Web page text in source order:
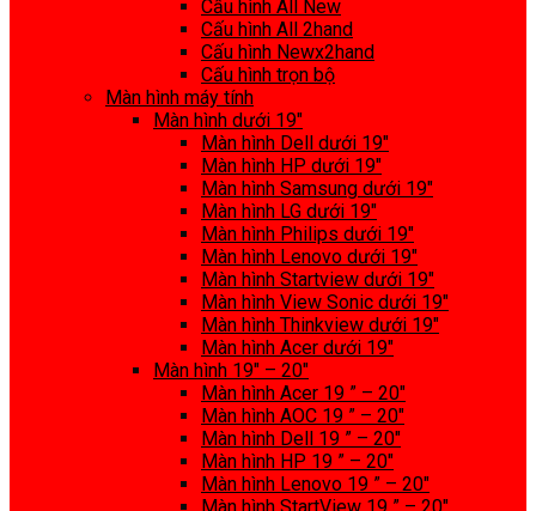
Cấu hình All New
Cấu hình All 2hand
Cấu hình Newx2hand
Cấu hình trọn bộ
Màn hình máy tính
Màn hình dưới 19″
Màn hình Dell dưới 19″
Màn hình HP dưới 19″
Màn hình Samsung dưới 19″
Màn hình LG dưới 19″
Màn hình Philips dưới 19″
Màn hình Lenovo dưới 19″
Màn hình Startview dưới 19″
Màn hình View Sonic dưới 19″
Màn hình Thinkview dưới 19″
Màn hình Acer dưới 19″
Màn hình 19″ – 20″
Màn hình Acer 19 ” – 20″
Màn hình AOC 19 ” – 20″
Màn hình Dell 19 ” – 20″
Màn hình HP 19 ” – 20″
Màn hình Lenovo 19 ” – 20″